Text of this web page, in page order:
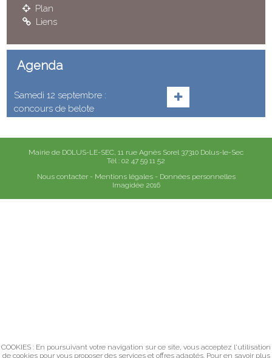
COOKIES : En poursuivant votre navigation sur ce site, vous acceptez l'utilisation
de cookies pour vous proposer des services et offres adaptés. Pour en savoir plus
Plan
Liens
Agenda
Samedi 12 septembre :
concours de belote
Mairie de DOLUS-LE-SEC, 11 rue Agnès Sorel 37310 Dolus-le-Sec
Tél : 02 47 59 11 52
Nous contacter- Mentions légales- Données personnelles
Imagidée 2016